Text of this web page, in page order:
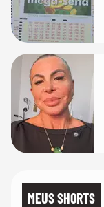
MEUS SHORTS